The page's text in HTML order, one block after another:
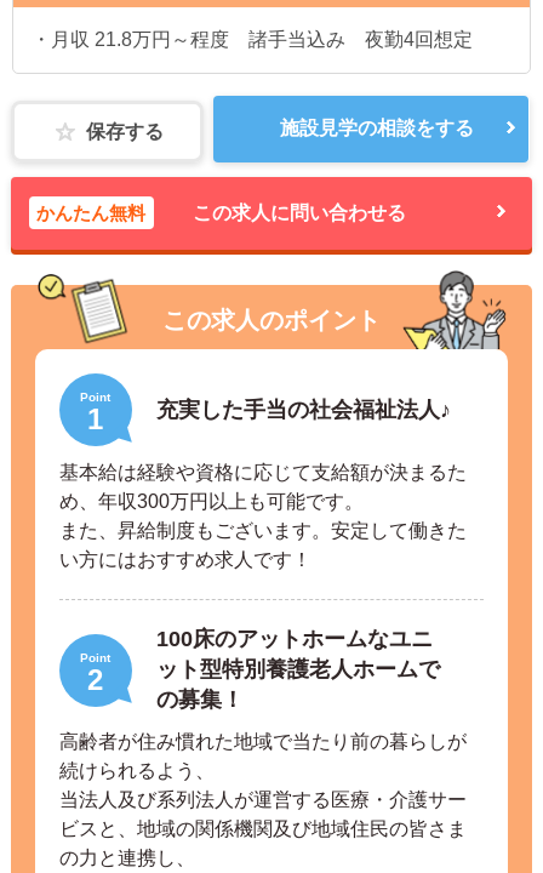
・月収 21.8万円～程度 諸手当込み 夜勤4回想定
保存する 施設見学の相談をする
かんたん無料 この求人に問い合わせる
この求人のポイント
Point
1 充実した手当の社会福祉法人♪
基本給は経験や資格に応じて支給額が決まるた
め、年収300万円以上も可能です。
また、昇給制度もございます。安定して働きた
い方にはおすすめ求人です！
Point
2
100床のアットホームなユニ
ット型特別養護老人ホームで
の募集！
高齢者が住み慣れた地域で当たり前の暮らしが
続けられるよう、
当法人及び系列法人が運営する医療・介護サー
ビスと、地域の関係機関及び地域住民の皆さま
の力と連携し、